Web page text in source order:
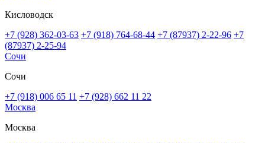
Кисловодск
+7 (928) 362-03-63 +7 (918) 764-68-44 +7 (87937) 2-22-96 +7
(87937) 2-25-94
Сочи
Сочи
+7 (918) 006 65 11 +7 (928) 662 11 22
Москва
Москва